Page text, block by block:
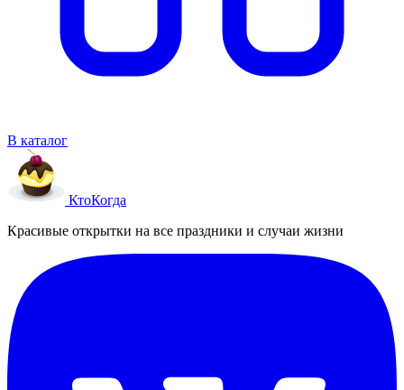
В каталог
КтоКогда
Красивые открытки на все праздники и случаи жизни